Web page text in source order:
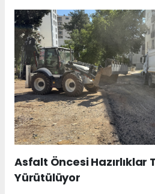
Asfalt Öncesi Hazırlıklar
Yürütülüyor